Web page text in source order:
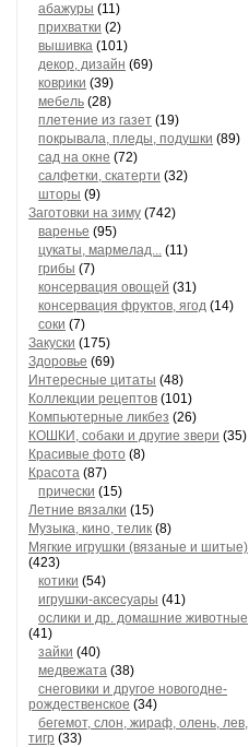
абажуры (11)
прихватки (2)
вышивка (101)
декор, дизайн (69)
коврики (39)
мебель (28)
плетение из газет (19)
покрывала, пледы, подушки (89)
сад на окне (72)
салфетки, скатерти (32)
шторы (9)
Заготовки на зиму (742)
варенье (95)
цукаты, мармелад... (11)
грибы (7)
консервация овощей (31)
консервация фруктов, ягод (14)
соки (7)
Закуски (175)
Здоровье (69)
Интересные цитаты (48)
Коллекции рецептов (101)
Компьютерные ликбез (26)
КОШКИ, собаки и другие звери (35)
Красивые фото (8)
Красота (87)
прически (15)
Летние вязалки (15)
Музыка, кино, телик (8)
Мягкие игрушки (вязаные и шитые)
(423)
котики (54)
игрушки-аксесуары (41)
ослики и др. домашние животные
(41)
зайки (40)
медвежата (38)
снеговики и другое новогодне-
рождественское (34)
бегемот, слон, жираф, олень, лев,
тигр (33)